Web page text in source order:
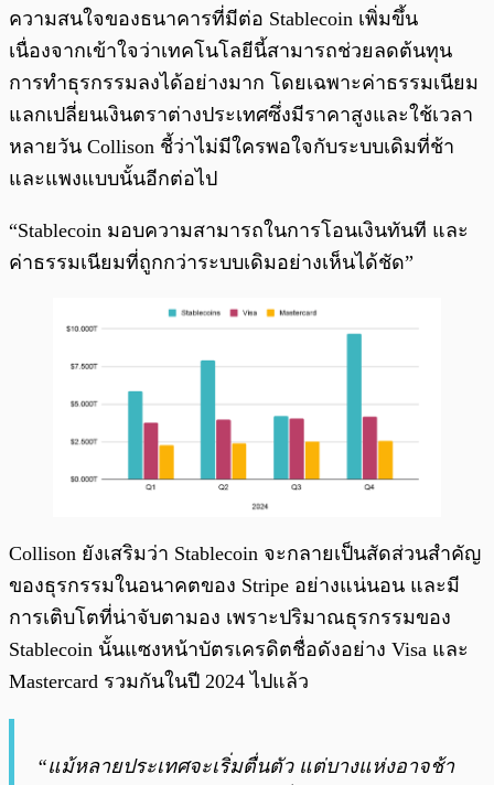
ความสนใจของธนาคารที่มีต่อ Stablecoin เพิ่มขึ้น
เนื่องจากเข้าใจว่าเทคโนโลยีนี้สามารถช่วยลดต้นทุน
การทำธุรกรรมลงได้อย่างมาก โดยเฉพาะค่าธรรมเนียม
แลกเปลี่ยนเงินตราต่างประเทศซึ่งมีราคาสูงและใช้เวลา
หลายวัน Collison ชี้ว่าไม่มีใครพอใจกับระบบเดิมที่ช้า
และแพงแบบนั้นอีกต่อไป
“Stablecoin มอบความสามารถในการโอนเงินทันที และ
ค่าธรรมเนียมที่ถูกกว่าระบบเดิมอย่างเห็นได้ชัด”
Collison ยังเสริมว่า Stablecoin จะกลายเป็นสัดส่วนสำคัญ
ของธุรกรรมในอนาคตของ Stripe อย่างแน่นอน และมี
การเติบโตที่น่าจับตามอง เพราะปริมาณธุรกรรมของ
Stablecoin นั้นแซงหน้าบัตรเครดิตชื่อดังอย่าง Visa และ
Mastercard รวมกันในปี 2024 ไปแล้ว
“แม้หลายประเทศจะเริ่มตื่นตัว แต่บางแห่งอาจช้า